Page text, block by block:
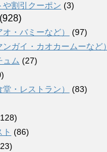
や割引クーポン (3)
(928)
・バミーなど）
(97)
ガイ・カオカームーなど）
ュム (27)
・レストラン）
(83)
(86)